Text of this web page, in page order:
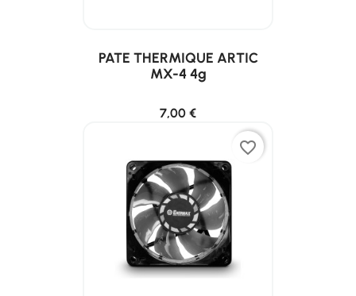
PATE THERMIQUE ARTIC
MX-4 4g
7,00 €
favorite_border